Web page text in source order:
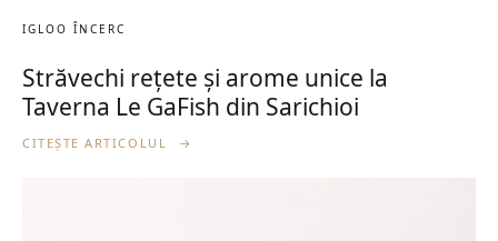
IGLOO ÎNCERC
Străvechi rețete și arome unice la
Taverna Le GaFish din Sarichioi
CITEȘTE ARTICOLUL →